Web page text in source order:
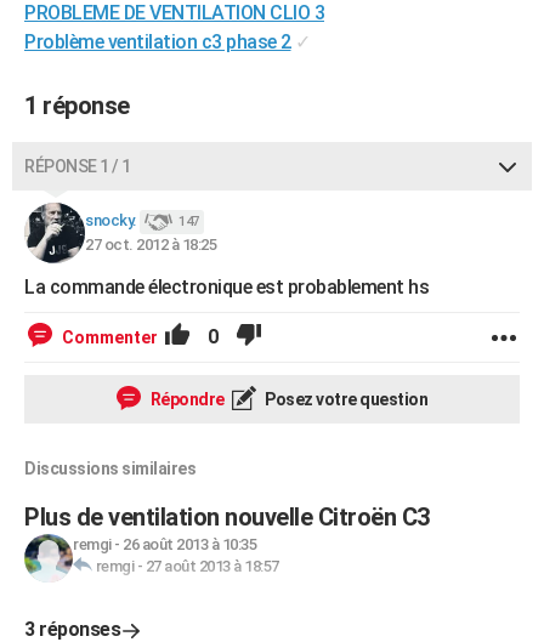
GUIDES D'ACHAT
CARTE DE VOEUX
Carte de Noël
Carte Bonne année
Carte Saint-Valentin
Carte Pâques
Carte d'anniversaire
DICTIONNAIRE
Dictionnaire
Biographies
Citations
Expressions
Proverbes
PROGRAMME TV
AVIS DE DÉCÈS
PROBLEME DE VENTILATION CLIO 3
Problème ventilation c3 phase 2 ✓
1 réponse
RÉPONSE 1 / 1
snocky. 147
27 oct. 2012 à 18:25
La commande électronique est probablement hs
Commenter 0
Répondre Posez votre question
Discussions similaires
Plus de ventilation nouvelle Citroën C3
remgi- 26 août 2013 à 10:35
remgi- 27 août 2013 à 18:57
3 réponses